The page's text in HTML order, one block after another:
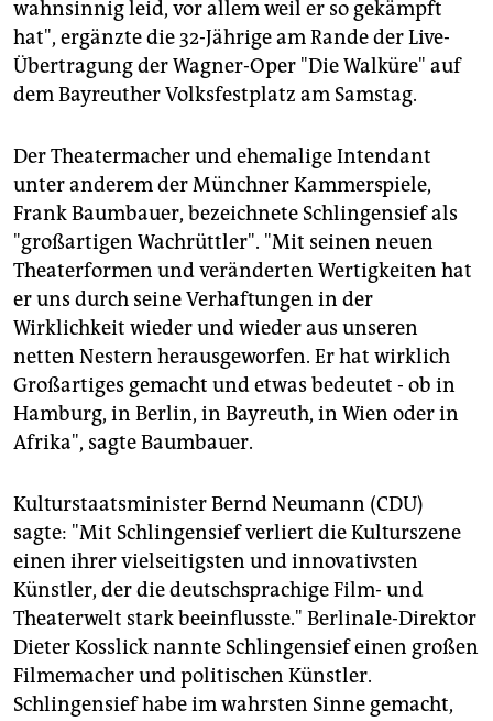
wahnsinnig leid, vor allem weil er so gekämpft
hat", ergänzte die 32-Jährige am Rande der Live-
Übertragung der Wagner-Oper "Die Walküre" auf
dem Bayreuther Volksfestplatz am Samstag.
Der Theatermacher und ehemalige Intendant
unter anderem der Münchner Kammerspiele,
Frank Baumbauer, bezeichnete Schlingensief als
"großartigen Wachrüttler". "Mit seinen neuen
Theaterformen und veränderten Wertigkeiten hat
er uns durch seine Verhaftungen in der
Wirklichkeit wieder und wieder aus unseren
netten Nestern herausgeworfen. Er hat wirklich
Großartiges gemacht und etwas bedeutet - ob in
Hamburg, in Berlin, in Bayreuth, in Wien oder in
Afrika", sagte Baumbauer.
Kulturstaatsminister Bernd Neumann (CDU)
sagte: "Mit Schlingensief verliert die Kulturszene
einen ihrer vielseitigsten und innovativsten
Künstler, der die deutschsprachige Film- und
Theaterwelt stark beeinflusste." Berlinale-Direktor
Dieter Kosslick nannte Schlingensief einen großen
Filmemacher und politischen Künstler.
Schlingensief habe im wahrsten Sinne gemacht,